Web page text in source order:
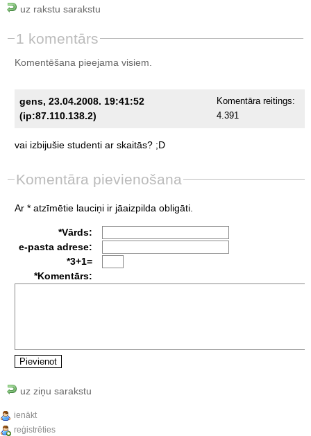
uz rakstu sarakstu
1 komentārs
Komentēšana pieejama visiem.
gens, 23.04.2008. 19:41:52
(ip:87.110.138.2)
Komentāra reitings:
4.391
vai izbijušie studenti ar skaitās? ;D
Komentāra pievienošana
Ar * atzīmētie lauciņi ir jāaizpilda obligāti.
*Vārds:
e-pasta adrese:
*3+1=
*Komentārs:
uz ziņu sarakstu
ienākt
reģistrēties